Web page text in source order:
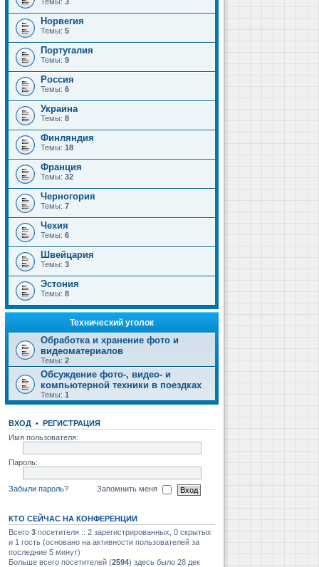
Норвегия
Темы: 5
Португалия
Темы: 9
Россия
Темы: 6
Украина
Темы: 8
Финляндия
Темы: 18
Франция
Темы: 32
Черногория
Темы: 7
Чехия
Темы: 6
Швейцария
Темы: 3
Эстония
Темы: 8
Технический уголок
Обработка и хранение фото и
видеоматериалов
Темы: 2
Обсуждение фото-, видео- и
компьютерной техники в поездках
Темы: 1
ВХОД • РЕГИСТРАЦИЯ
Имя пользователя:
Пароль:
Забыли пароль? Запомнить меня
КТО СЕЙЧАС НА КОНФЕРЕНЦИИ
Всего 3 посетителя :: 2 зарегистрированных, 0 скрытых
и 1 гость (основано на активности пользователей за
последние 5 минут)
Больше всего посетителей (2594) здесь было 28 дек